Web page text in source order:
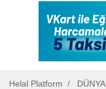
Helal Platform
DÜNYA